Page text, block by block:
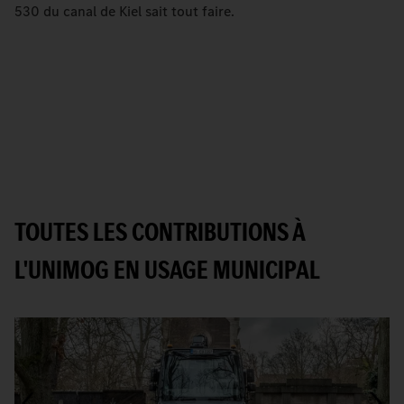
530 du canal de Kiel sait tout faire.
TOUTES LES CONTRIBUTIONS À
L'UNIMOG EN USAGE MUNICIPAL